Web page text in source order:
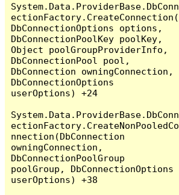
System.Data.ProviderBase.DbConn
ectionFactory.CreateConnection(
DbConnectionOptions options,
DbConnectionPoolKey poolKey,
Object poolGroupProviderInfo,
DbConnectionPool pool,
DbConnection owningConnection,
DbConnectionOptions
userOptions) +24
System.Data.ProviderBase.DbConn
ectionFactory.CreateNonPooledCo
nnection(DbConnection
owningConnection,
DbConnectionPoolGroup
poolGroup, DbConnectionOptions
userOptions) +38